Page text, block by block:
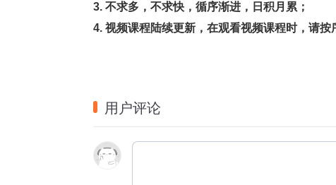
3. 不求多，不求快，循序渐进，日积月累；
4. 视频课程陆续更新，在观看视频课程时，请按
用户评论